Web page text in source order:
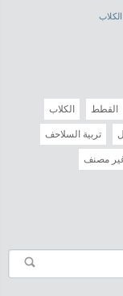
القطط الكلاب
تربية السلاحف
مصنف